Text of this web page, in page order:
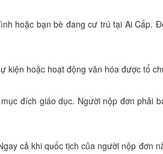
hoặc bạn bè đang cư trú tại Ai Cấp.
kiện hoặc hoạt động văn hóa được tổ
đích giáo dục. Người nộp đơn phải
cả khi quốc tịch của người nộp đơn